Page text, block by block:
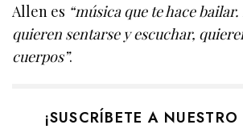
Allen es “música que te hace
quieren sentarse y escuchar,
cuerpos”.
¡SUSCRÍBETE A